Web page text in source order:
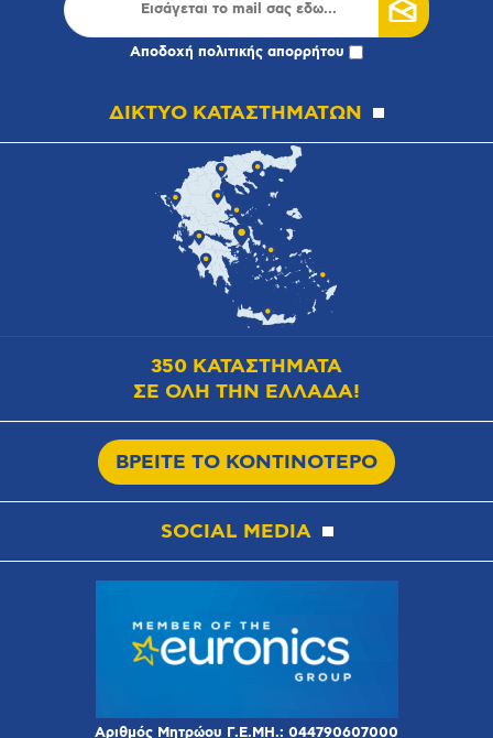
Αποδοχή πολιτικής απορρήτου
ΔΙΚΤΥΟ ΚΑΤΑΣΤΗΜΑΤΩΝ
350 ΚΑΤΑΣΤΗΜΑΤΑ
ΣΕ ΟΛΗ ΤΗΝ ΕΛΛΑΔΑ!
ΒΡΕΙΤΕ ΤΟ ΚΟΝΤΙΝΟΤΕΡΟ
SOCIAL MEDIA